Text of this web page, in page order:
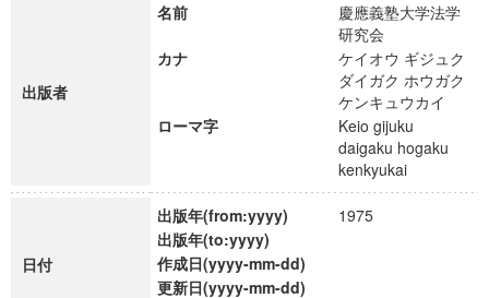
出版者
名前
慶應義塾大学法学
研究会
カナ
ケイオウ ギジュク
ダイガク ホウガク
ケンキュウカイ
ローマ字
Keio gijuku
daigaku hogaku
kenkyukai
日付
出版年(from:yyyy)
1975
出版年(to:yyyy)
作成日(yyyy-mm-dd)
更新日(yyyy-mm-dd)